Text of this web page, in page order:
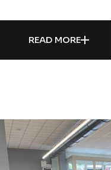
READ MORE